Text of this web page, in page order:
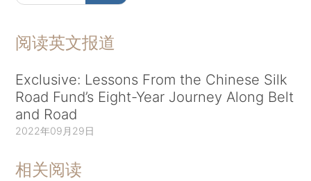
阅读英文报道
Exclusive: Lessons From the Chinese Silk
Road Fund’s Eight-Year Journey Along Belt
and Road
2022年09月29日
相关阅读